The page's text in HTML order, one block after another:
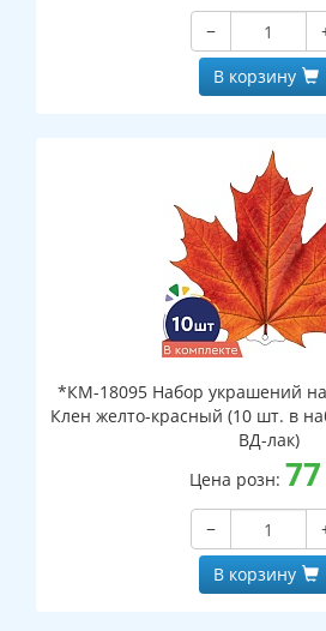
−
В корзину
*КМ-18095 Набор украшений на
Клен желто-красный (10 шт. в
ВД-лак)
Цена розн: 77
−
В корзину